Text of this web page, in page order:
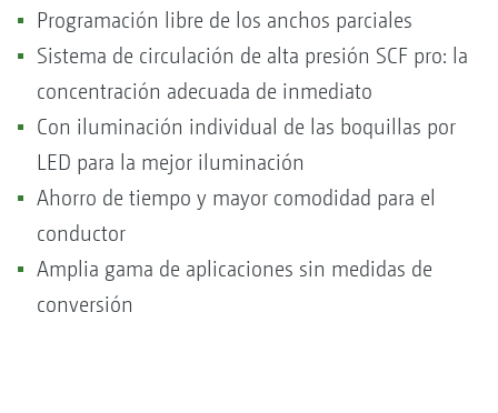
Programación libre de los anchos parciales
Sistema de circulación de alta presión SCF pro: la
concentración adecuada de inmediato
Con iluminación individual de las boquillas por
LED para la mejor iluminación
Ahorro de tiempo y mayor comodidad para el
conductor
Amplia gama de aplicaciones sin medidas de
conversión